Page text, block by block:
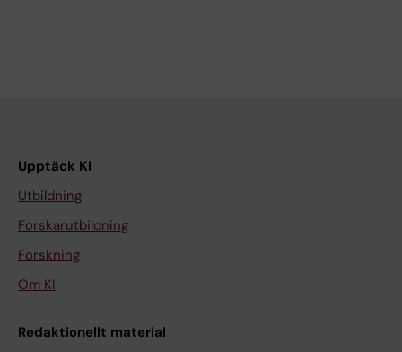
Upptäck KI
Utbildning
Forskarutbildning
Forskning
Om KI
Redaktionellt material